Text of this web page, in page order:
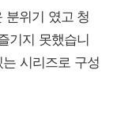
분위기 였고 청
기지 못했습니
시리즈로 구성